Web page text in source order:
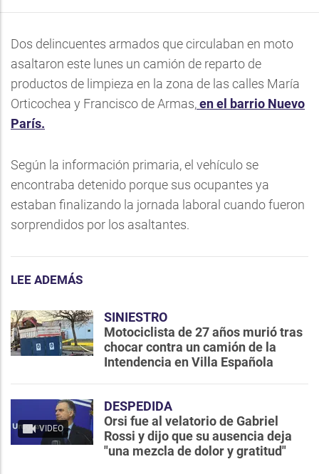
Dos delincuentes armados que circulaban en moto
asaltaron este lunes un camión de reparto de
productos de limpieza en la zona de las calles María
Orticochea y Francisco de Armas,en el barrio Nuevo
París.
Según la información primaria, el vehículo se
encontraba detenido porque sus ocupantes ya
estaban finalizando la jornada laboral cuando fueron
sorprendidos por los asaltantes.
LEE ADEMÁS
SINIESTRO
Motociclista de 27 años murió tras
chocar contra un camión de la
Intendencia en Villa Española
VIDEO
DESPEDIDA
Orsi fue al velatorio de Gabriel
Rossi y dijo que su ausencia deja
"una mezcla de dolor y gratitud"